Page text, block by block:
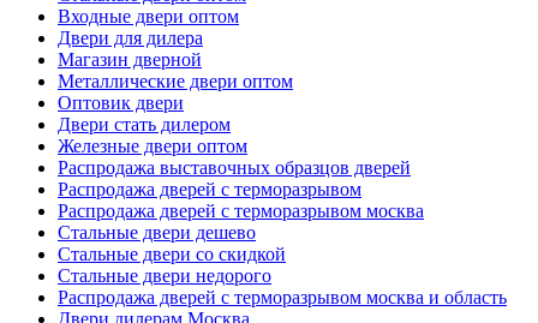
Входные двери оптом
Двери для дилера
Магазин дверной
Металлические двери оптом
Оптовик двери
Двери стать дилером
Железные двери оптом
Распродажа выставочных образцов дверей
Распродажа дверей с терморазрывом
Распродажа дверей с терморазрывом москва
Стальные двери дешево
Стальные двери со скидкой
Стальные двери недорого
Распродажа дверей с терморазрывом москва и область
Двери дилерам Москва